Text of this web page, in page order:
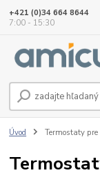
+421 (0)34 664 8644
7:00 - 15:30
Úvod Termostaty